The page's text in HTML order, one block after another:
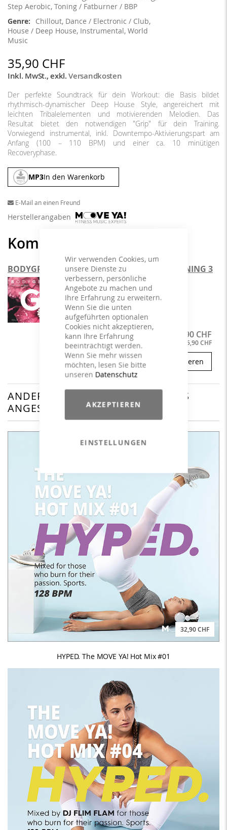
Wir verwenden Cookies, um
unsere Dienste zu
verbessern, persönliche
Angebote zu machen und
Ihre Erfahrung zu erweitern.
Wenn Sie die unten
aufgeführten optionalen
Cookies nicht akzeptieren,
kann Ihre Erfahrung
beeinträchtigt werden.
Wenn Sie mehr wissen
möchten, lesen Sie bitte
unseren Datenschutz
AKZEPTIEREN
EINSTELLUNGEN
Step Aerobic, Toning / Fatburner / BBP
Chillout, Dance / Electronic / Club,
House / Deep House, Instrumental, World
Music
35,90 CHF
Inkl. MwSt.,exkl.Versandkosten
Der perfekte Soundtrack für dein Workout: die Basis bildet
rhythmisch-dynamischer Deep House Style, angereichert mit
leichten Tribalelementen und motivierenden Melodien. Das
Resultat bietet den notwendigen "Grip" für dein Training.
Vorwiegend instrumental, inkl. Downtempo-Aktivierungspart am
Anfang (100 – 110 BPM) und einer ca. 10 minütigen
Recoveryphase.
MP3In den Warenkorb
E-Mail an einen Freund
Herstellerangaben
Kombinieren und sparen
BODYGRIP The Deep Workout #2 & FUNCTIONING 3
Zusammen kaufen für 59,90 CHF
15,90 CHF
konfigurieren
ANDERE KUNDEN HABEN SICH DAS
ANGESEHEN
32,90 CHF
HYPED. The MOVE YA! Hot Mix #01